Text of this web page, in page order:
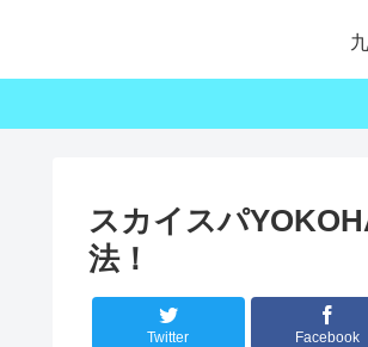
スカイスパ
法！
Twitter Facebook